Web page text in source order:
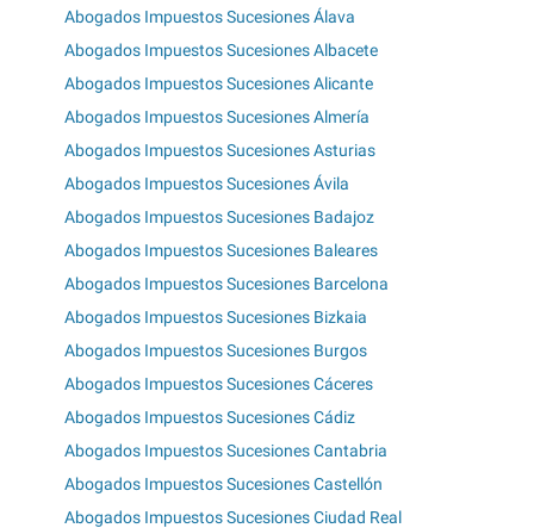
Abogados Impuestos Sucesiones Álava
Abogados Impuestos Sucesiones Albacete
Abogados Impuestos Sucesiones Alicante
Abogados Impuestos Sucesiones Almería
Abogados Impuestos Sucesiones Asturias
Abogados Impuestos Sucesiones Ávila
Abogados Impuestos Sucesiones Badajoz
Abogados Impuestos Sucesiones Baleares
Abogados Impuestos Sucesiones Barcelona
Abogados Impuestos Sucesiones Bizkaia
Abogados Impuestos Sucesiones Burgos
Abogados Impuestos Sucesiones Cáceres
Abogados Impuestos Sucesiones Cádiz
Abogados Impuestos Sucesiones Cantabria
Abogados Impuestos Sucesiones Castellón
Abogados Impuestos Sucesiones Ciudad Real